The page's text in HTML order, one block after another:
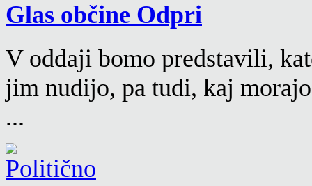
Glas občine
V oddaji bomo predstavili,
jim nudijo, pa tudi, kaj
...